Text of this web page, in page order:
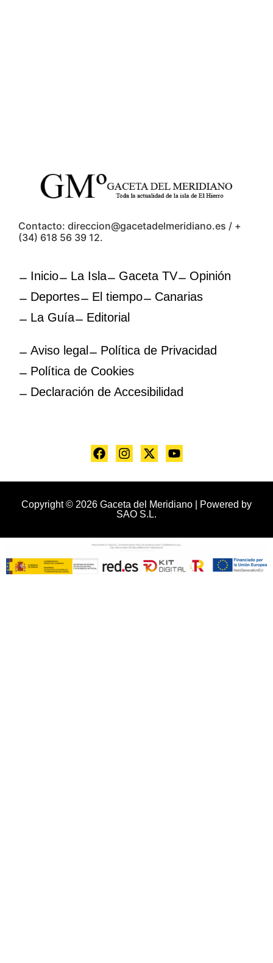
Contacto: direccion@gacetadelmeridiano.es / +
(34) 618 56 39 12.
Inicio La Isla Gaceta TV
Opinión
Deportes
El tiempo
Canarias
La Guía
Editorial
Aviso legal
Política de Privacidad
Política de Cookies
Declaración de Accesibilidad
Copyright © 2026 Gaceta del Meridiano | Powered by
SAO S.L.